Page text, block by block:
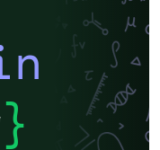
}